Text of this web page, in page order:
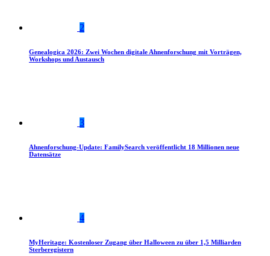
2
Genealogica 2026: Zwei Wochen digitale Ahnenforschung mit Vorträgen,
Workshops und Austausch
3
Ahnenforschung-Update: FamilySearch veröffentlicht 18 Millionen neue
Datensätze
4
MyHeritage: Kostenloser Zugang über Halloween zu über 1,5 Milliarden
Sterberegistern